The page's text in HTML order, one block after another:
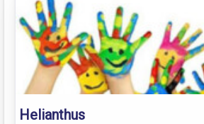
Helianthus